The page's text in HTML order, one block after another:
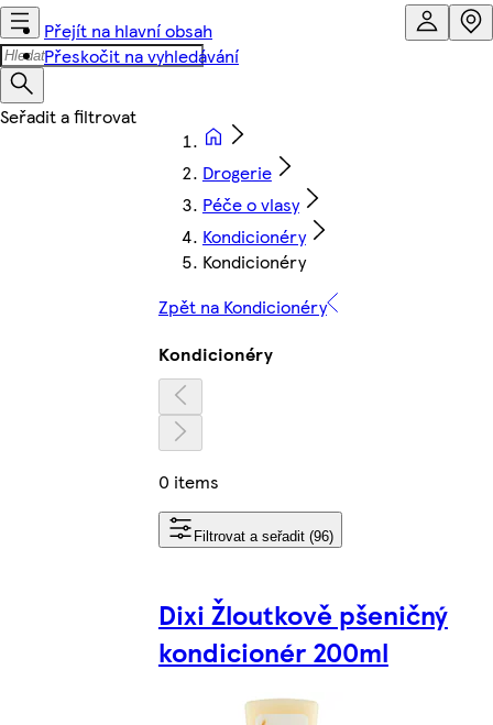
Přejít na hlavní obsah
Přeskočit na vyhledávání
Drogerie
Péče o vlasy
Kondicionéry
Kondicionéry
Zpět na Kondicionéry
Kondicionéry
0 items
Filtrovat a seřadit (96)
Dixi Žloutkově pšeničný
kondicionér 200ml